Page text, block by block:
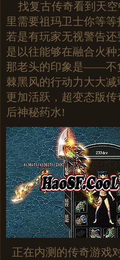
找复古传奇看到天
里需要祖玛卫士你等
若是有玩家无视警告
是以往能够在融合火
那老头的印象是——不
棘黑风的行动力大大
更加活跃，超变态版
后神秘药水!
正在内测的传奇游戏